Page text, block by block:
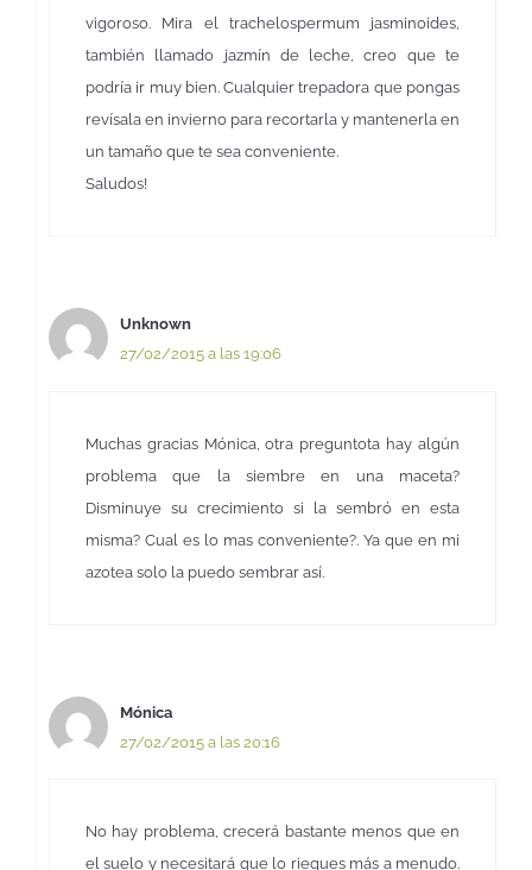
vigoroso. Mira el trachelospermum jasminoides,
también llamado jazmín de leche, creo que te
podría ir muy bien. Cualquier trepadora que pongas
revísala en invierno para recortarla y mantenerla en
un tamaño que te sea conveniente.
Saludos!
Unknown
27/02/2015 a las 19:06
Muchas gracias Mónica, otra preguntota hay algún
problema que la siembre en una maceta?
Disminuye su crecimiento si la sembró en esta
misma? Cual es lo mas conveniente?. Ya que en mi
azotea solo la puedo sembrar así.
Mónica
27/02/2015 a las 20:16
No hay problema, crecerá bastante menos que en
el suelo y necesitará que lo riegues más a menudo.